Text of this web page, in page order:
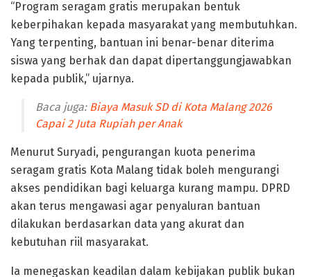
“Program seragam gratis merupakan bentuk
keberpihakan kepada masyarakat yang membutuhkan.
Yang terpenting, bantuan ini benar-benar diterima
siswa yang berhak dan dapat dipertanggungjawabkan
kepada publik,” ujarnya.
Baca juga: Biaya Masuk SD di Kota Malang 2026
Capai 2 Juta Rupiah per Anak
Menurut Suryadi, pengurangan kuota penerima
seragam gratis Kota Malang tidak boleh mengurangi
akses pendidikan bagi keluarga kurang mampu. DPRD
akan terus mengawasi agar penyaluran bantuan
dilakukan berdasarkan data yang akurat dan
kebutuhan riil masyarakat.
Ia menegaskan keadilan dalam kebijakan publik bukan